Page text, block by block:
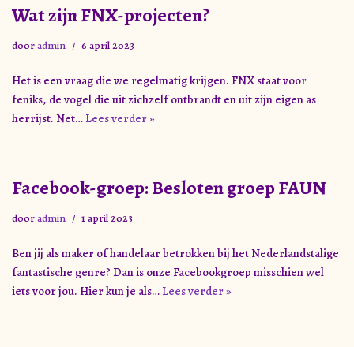
Wat zijn FNX-projecten?
dooradmin 6 april 2023
Het is een vraag die we regelmatig krijgen. FNX staat voor
feniks, de vogel die uit zichzelf ontbrandt en uit zijn eigen as
herrijst. Net… Lees verder »
Facebook-groep: Besloten groep FAUN
dooradmin 1 april 2023
Ben jij als maker of handelaar betrokken bij het Nederlandstalige
fantastische genre? Dan is onze Facebookgroep misschien wel
iets voor jou. Hier kun je als… Lees verder »